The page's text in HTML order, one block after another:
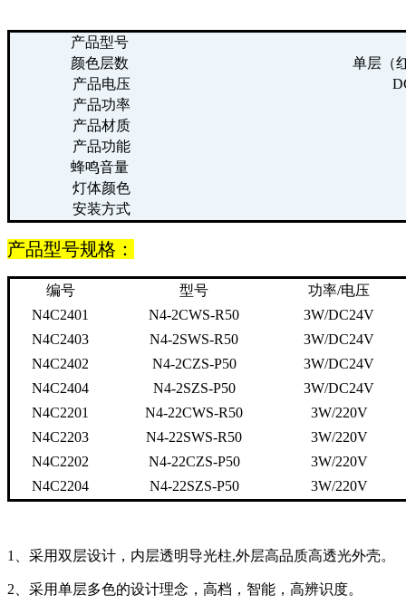
产品型号
颜色层数
单层（
产品电压
产品功率
产品材质
产品功能
蜂鸣音量
灯体颜色
安装方式
产品型号规格：
编号 型号
功率/电压
N4C2401
N4-2CWS-R50
3W/DC24V
N4C2403
N4-2SWS-R50
3W/DC24V
N4C2402
N4-2CZS-P50
3W/DC24V
N4C2404
N4-2SZS-P50
3W/DC24V
N4C2201
N4-22CWS-R50
3W/220V
N4C2203
N4-22SWS-R50
3W/220V
N4C2202
N4-22CZS-P50
3W/220V
N4C2204
N4-22SZS-P50 3W/220V
1、采用双层设计，内层透明导光柱,外层高品质高透光外壳。
2、采用单层多色的设计理念，高档，智能，高辨识度。